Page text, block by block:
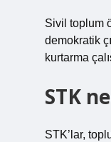
Sivil toplum
demokratik
kurtarma
STK
STK’lar,